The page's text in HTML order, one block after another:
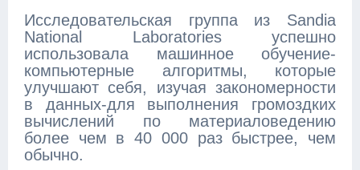
Исследовательская группа из Sandia
National Laboratories успешно
использовала машинное обучение-
компьютерные алгоритмы, которые
улучшают себя, изучая закономерности
в данных-для выполнения громоздких
вычислений по материаловедению
более чем в 40 000 раз быстрее, чем
обычно.